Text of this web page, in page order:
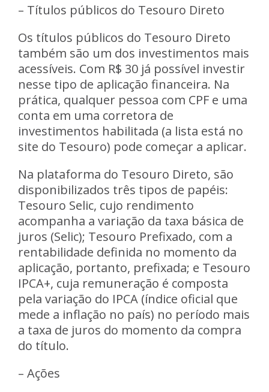
– Títulos públicos do Tesouro Direto
Os títulos públicos do Tesouro Direto
também são um dos investimentos mais
acessíveis. Com R$ 30 já possível investir
nesse tipo de aplicação financeira. Na
prática, qualquer pessoa com CPF e uma
conta em uma corretora de
investimentos habilitada (a lista está no
site do Tesouro) pode começar a aplicar.
Na plataforma do Tesouro Direto, são
disponibilizados três tipos de papéis:
Tesouro Selic, cujo rendimento
acompanha a variação da taxa básica de
juros (Selic); Tesouro Prefixado, com a
rentabilidade definida no momento da
aplicação, portanto, prefixada; e Tesouro
IPCA+, cuja remuneração é composta
pela variação do IPCA (índice oficial que
mede a inflação no país) no período mais
a taxa de juros do momento da compra
do título.
– Ações